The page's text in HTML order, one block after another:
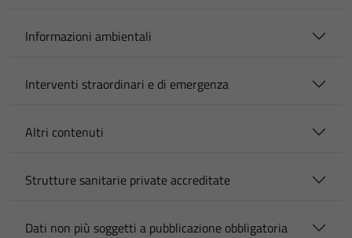
Informazioni ambientali
Interventi straordinari e di emergenza
Altri contenuti
Strutture sanitarie private accreditate
Dati non più soggetti a pubblicazione obbligatoria